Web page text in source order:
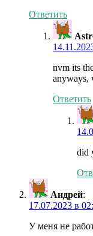
Ответить
nvm its
anyways,
Ответить
did
Андрей:
17.07.2023 в
У меня не